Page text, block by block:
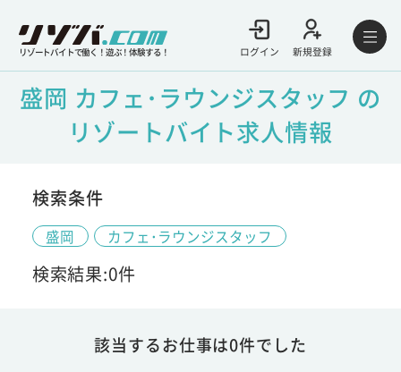
リゾートバイトで働く！遊ぶ！体験する！ ログイン 新規登録
盛岡 カフェ･ラウンジスタッフ の
リゾートバイト求人情報
検索条件
盛岡 カフェ･ラウンジスタッフ
検索結果:0件
該当するお仕事は0件でした